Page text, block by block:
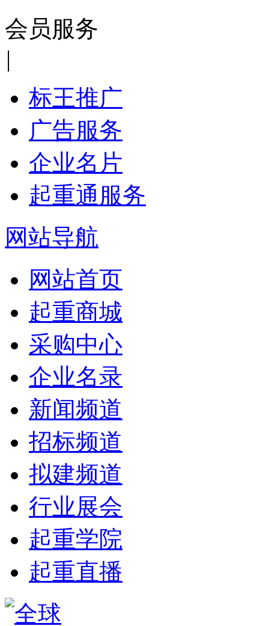
会员服务
|
标王推广
广告服务
企业名片
起重通服务
网站导航
网站首页
起重商城
采购中心
企业名录
新闻频道
招标频道
拟建频道
行业展会
起重学院
起重直播